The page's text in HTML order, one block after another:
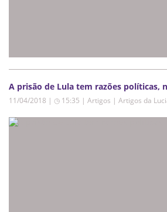
A prisão de Lula tem razões políticas,
11/04/2018 | ◷ 15:35 | Artigos | Artigos da